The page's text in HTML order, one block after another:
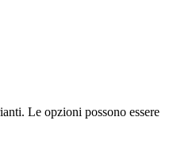
Le opzioni possono essere